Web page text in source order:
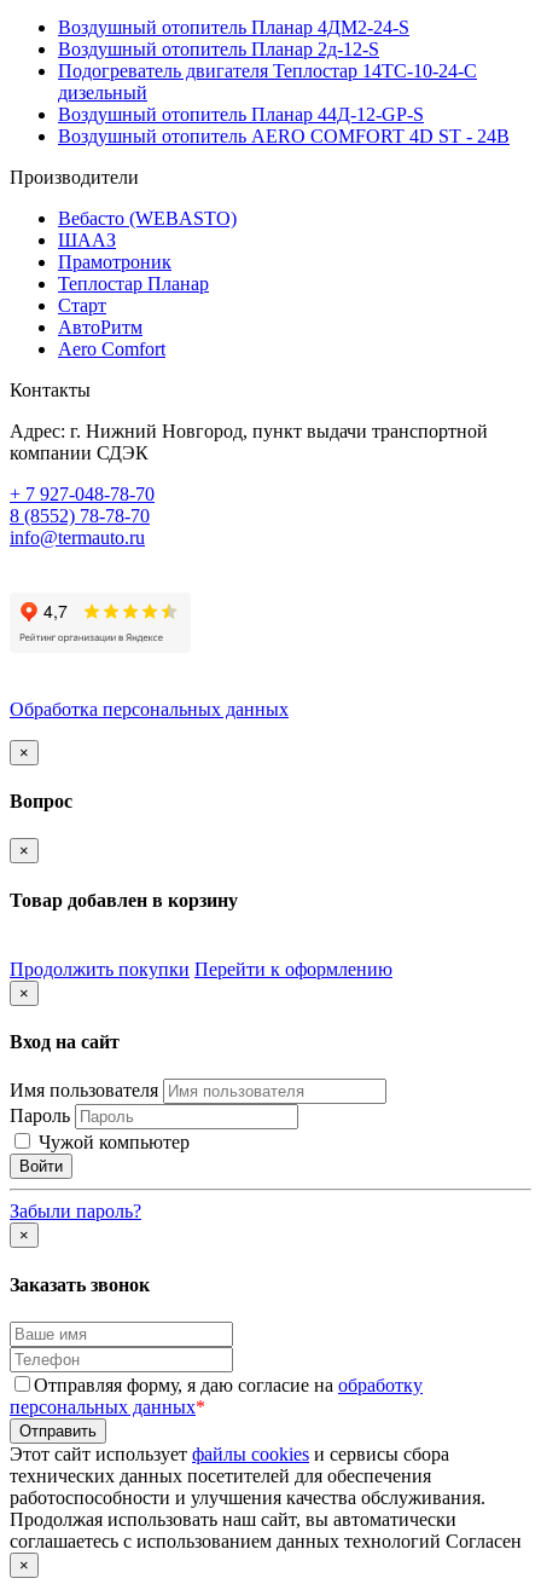
Воздушный отопитель Планар 4ДМ2-24-S
Воздушный отопитель Планар 2д-12-S
Подогреватель двигателя Теплостар 14ТС-10-24-С
дизельный
Воздушный отопитель Планар 44Д-12-GP-S
Воздушный отопитель AERO COMFORT 4D ST - 24В
Производители
Вебасто (WEBASTO)
ШААЗ
Прамотроник
Теплостар Планар
Старт
АвтоРитм
Aero Comfort
Контакты
Адрес: г. Нижний Новгород, пункт выдачи транспортной
компании СДЭК
+ 7 927-048-78-70
8 (8552) 78-78-70
info@termauto.ru
Обработка персональных данных
×
Вопрос
×
Товар добавлен в корзину
Продолжить покупки Перейти к оформлению
×
Вход на сайт
Имя пользователя
Пароль
Чужой компьютер
Забыли пароль?
×
Заказать звонок
Отправляя форму, я даю согласие на обработку
персональных данных*
Этот сайт использует файлы cookies и сервисы сбора
технических данных посетителей для обеспечения
работоспособности и улучшения качества обслуживания.
Продолжая использовать наш сайт, вы автоматически
соглашаетесь с использованием данных технологий Согласен
×